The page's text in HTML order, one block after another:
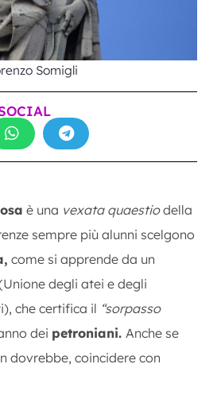
Somigli
è una vexata quaestiodella
sempre più alunni scelgono
come si apprende da un
degli atei e degli
che certifica il “sorpasso
dei petroniani. Anche se
dovrebbe, coincidere con